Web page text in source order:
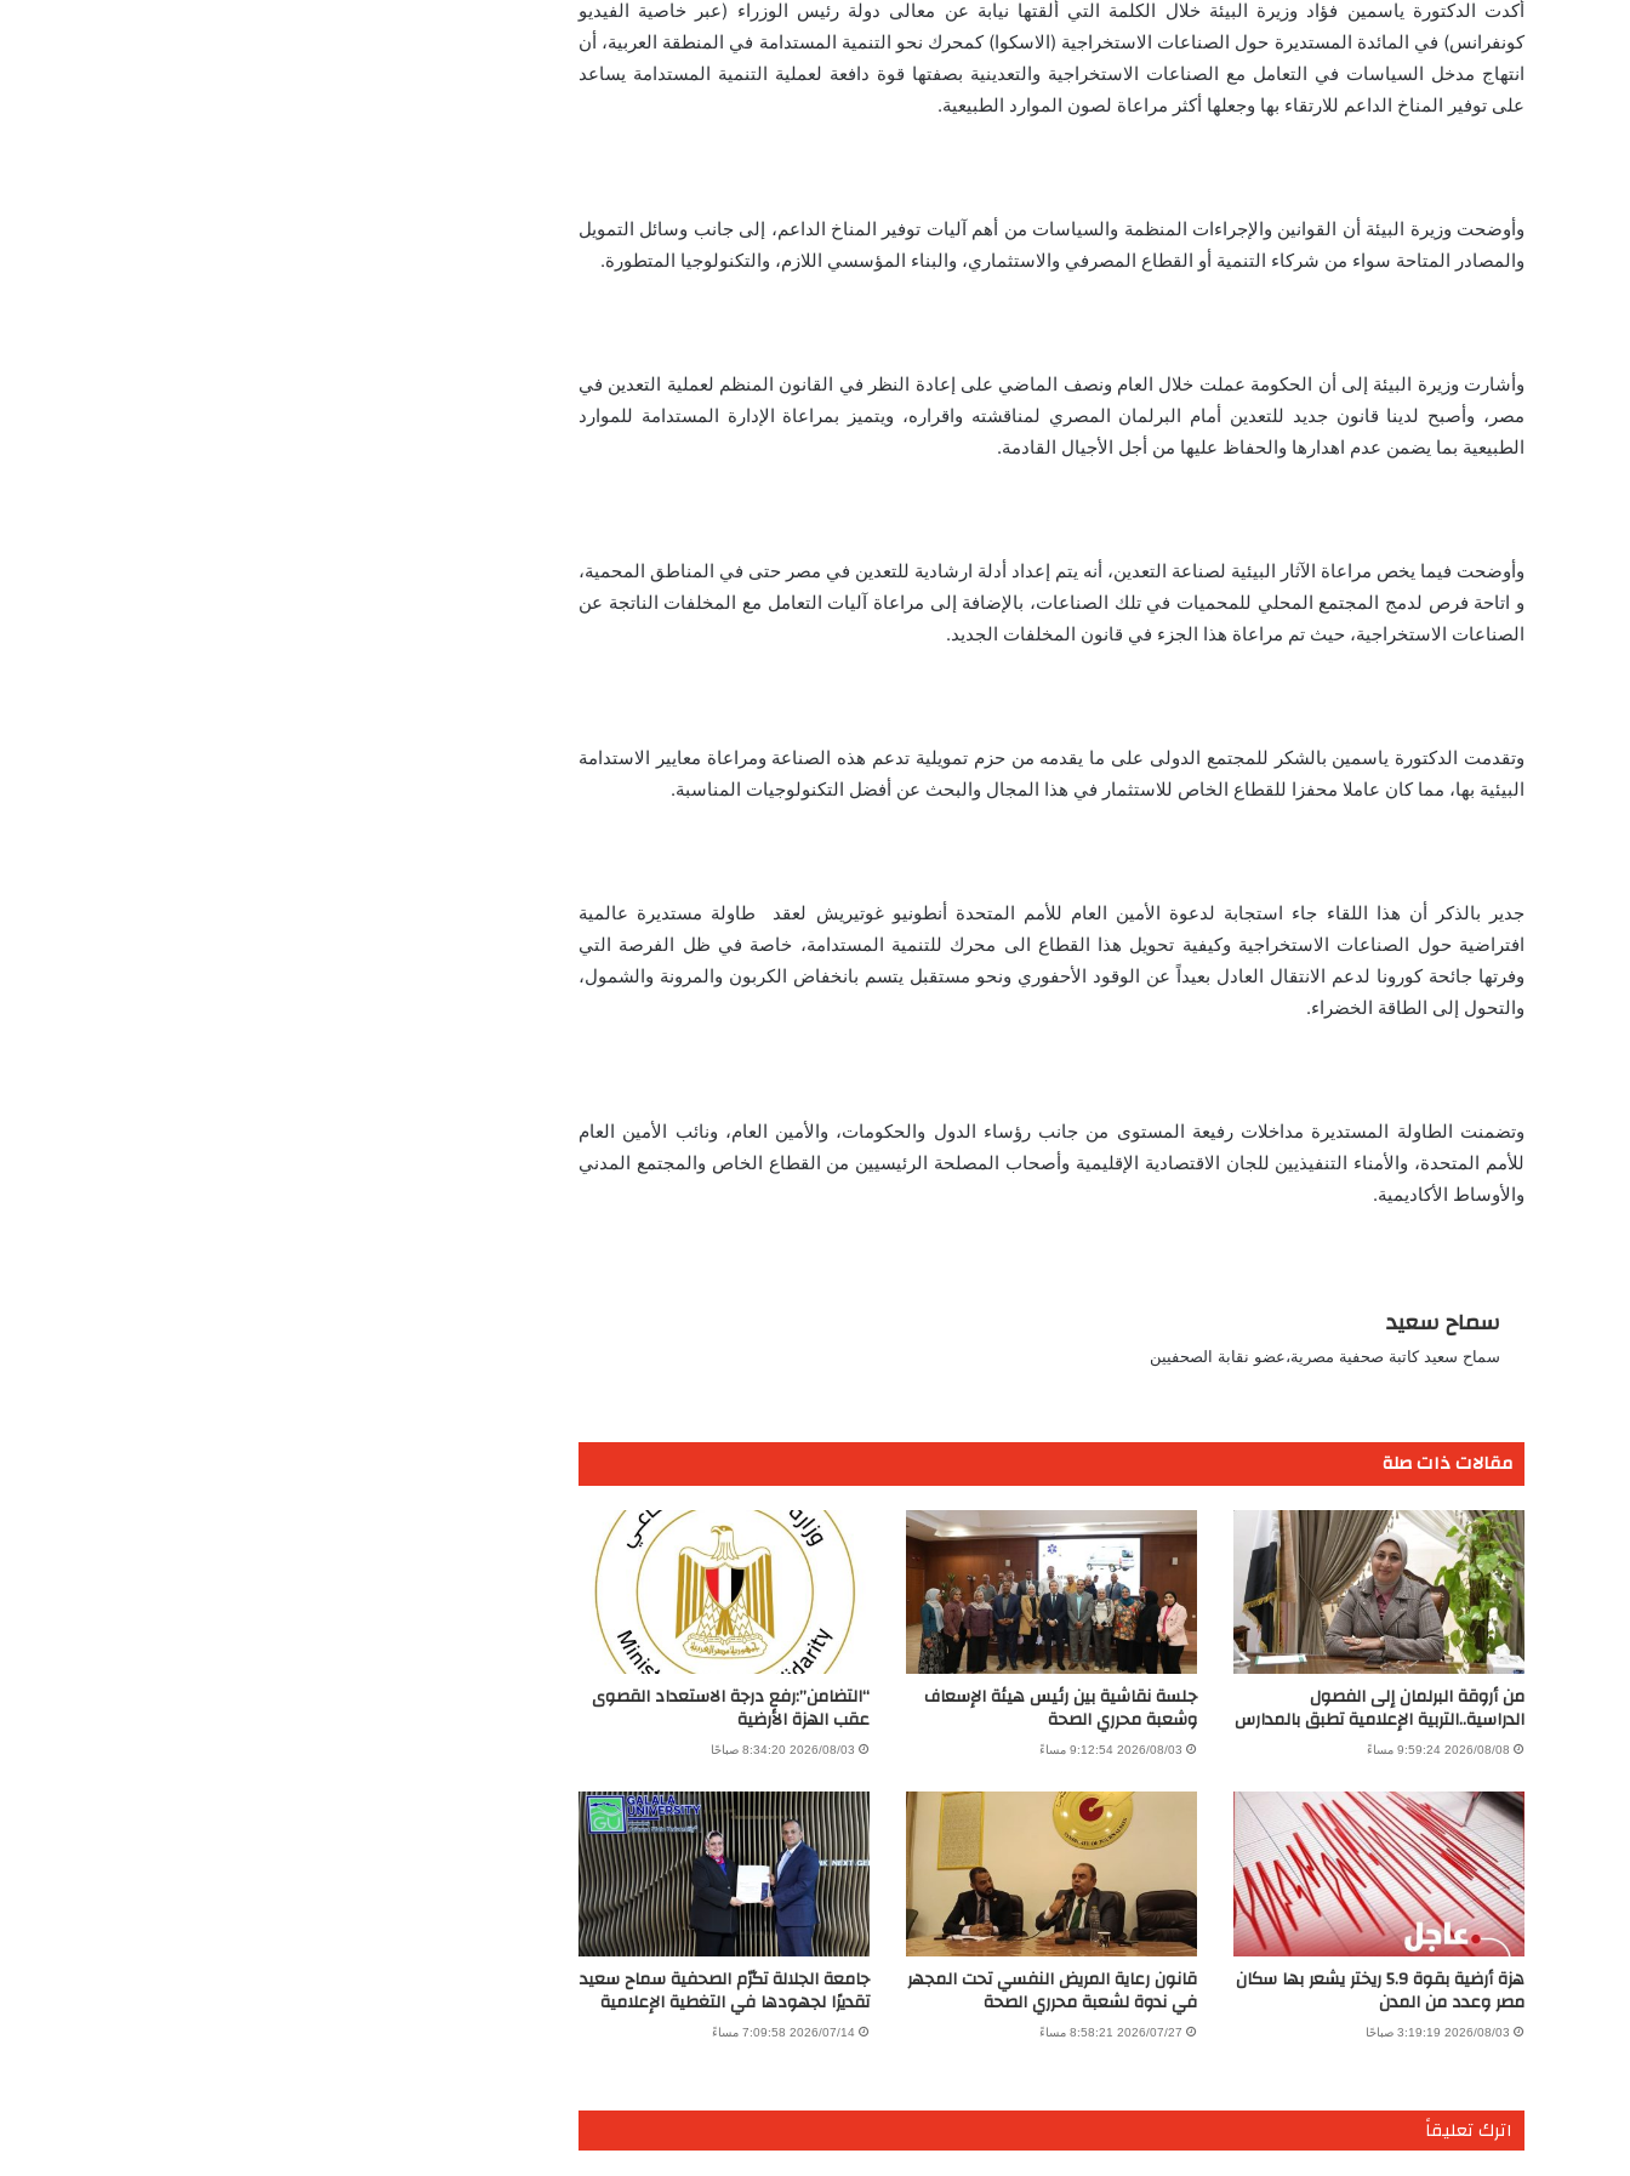
أكدت الدكتورة ياسمين فؤاد وزيرة البيئة خلال الكلمة التي ألقتها نيابة عن معالى دولة رئيس الوزراء (عبر خاصية الفيديو
كونفرانس) في المائدة المستديرة حول الصناعات الاستخراجية (الاسكوا) كمحرك نحو التنمية المستدامة في المنطقة العربية، أن
انتهاج مدخل السياسات في التعامل مع الصناعات الاستخراجية والتعدينية بصفتها قوة دافعة لعملية التنمية المستدامة يساعد
على توفير المناخ الداعم للارتقاء بها وجعلها أكثر مراعاة لصون الموارد الطبيعية.
وأوضحت وزيرة البيئة أن القوانين والإجراءات المنظمة والسياسات من أهم آليات توفير المناخ الداعم، إلى جانب وسائل التمويل
والمصادر المتاحة سواء من شركاء التنمية أو القطاع المصرفي والاستثماري، والبناء المؤسسي اللازم، والتكنولوجيا المتطورة.
وأشارت وزيرة البيئة إلى أن الحكومة عملت خلال العام ونصف الماضي على إعادة النظر في القانون المنظم لعملية التعدين في
مصر، وأصبح لدينا قانون جديد للتعدين أمام البرلمان المصري لمناقشته واقراره، ويتميز بمراعاة الإدارة المستدامة للموارد
الطبيعية بما يضمن عدم اهدارها والحفاظ عليها من أجل الأجيال القادمة.
وأوضحت فيما يخص مراعاة الآثار البيئية لصناعة التعدين، أنه يتم إعداد أدلة ارشادية للتعدين في مصر حتى في المناطق المحمية،
و اتاحة فرص لدمج المجتمع المحلي للمحميات في تلك الصناعات، بالإضافة إلى مراعاة آليات التعامل مع المخلفات الناتجة عن
الصناعات الاستخراجية، حيث تم مراعاة هذا الجزء في قانون المخلفات الجديد.
وتقدمت الدكتورة ياسمين بالشكر للمجتمع الدولى على ما يقدمه من حزم تمويلية تدعم هذه الصناعة ومراعاة معايير الاستدامة
البيئية بها، مما كان عاملا محفزا للقطاع الخاص للاستثمار في هذا المجال والبحث عن أفضل التكنولوجيات المناسبة.
جدير بالذكر أن هذا اللقاء جاء استجابة لدعوة الأمين العام للأمم المتحدة أنطونيو غوتيريش لعقد طاولة مستديرة عالمية
افتراضية حول الصناعات الاستخراجية وكيفية تحويل هذا القطاع الى محرك للتنمية المستدامة، خاصة في ظل الفرصة التي
وفرتها جائحة كورونا لدعم الانتقال العادل بعيداً عن الوقود الأحفوري ونحو مستقبل يتسم بانخفاض الكربون والمرونة والشمول،
والتحول إلى الطاقة الخضراء.
وتضمنت الطاولة المستديرة مداخلات رفيعة المستوى من جانب رؤساء الدول والحكومات، والأمين العام، ونائب الأمين العام
للأمم المتحدة، والأمناء التنفيذيين للجان الاقتصادية الإقليمية وأصحاب المصلحة الرئيسيين من القطاع الخاص والمجتمع المدني
والأوساط الأكاديمية.
سماح سعيد
سماح سعيد كاتبة صحفية مصرية،عضو نقابة الصحفيين
مقالات ذات صلة
من أروقة البرلمان إلى الفصول
الدراسية..التربية الإعلامية تطبق بالمدارس
2026/08/08 9:59:24 مساءً
جلسة نقاشية بين رئيس هيئة الإسعاف
وشعبة محرري الصحة
2026/08/03 9:12:54 مساءً
“التضامن”:رفع درجة الاستعداد القصوى
عقب الهزة الأرضية
2026/08/03 8:34:20 صباحًا
هزة أرضية بقوة 5.9 ريختر يشعر بها سكان
مصر وعدد من المدن
2026/08/03 3:19:19 صباحًا
قانون رعاية المريض النفسي تحت المجهر
في ندوة لشعبة محرري الصحة
2026/07/27 8:58:21 مساءً
جامعة الجلالة تكرّم الصحفية سماح سعيد
تقديرًا لجهودها في التغطية الإعلامية
2026/07/14 7:09:58 مساءً
اترك تعليقاً